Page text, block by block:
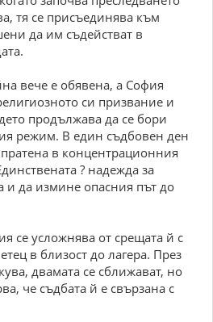
тя се присъединява към
да им съдействат в
вече е обявена, а София
си призвание и
продължава да се бори
режим. В един съдбовен ден
в концентрационния
? надежда за
и да измине опасния път до
се усложнява от срещата й с
в близост до лагера. През
двамата се сближават, но
че съдбата й е свързана с